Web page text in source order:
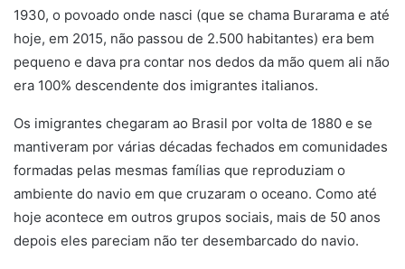
1930, o povoado onde nasci (que se chama Burarama e até
hoje, em 2015, não passou de 2.500 habitantes) era bem
pequeno e dava pra contar nos dedos da mão quem ali não
era 100% descendente dos imigrantes italianos.
Os imigrantes chegaram ao Brasil por volta de 1880 e se
mantiveram por várias décadas fechados em comunidades
formadas pelas mesmas famílias que reproduziam o
ambiente do navio em que cruzaram o oceano. Como até
hoje acontece em outros grupos sociais, mais de 50 anos
depois eles pareciam não ter desembarcado do navio.